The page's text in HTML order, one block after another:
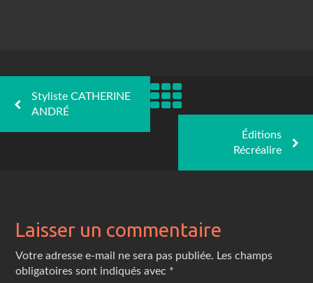
Styliste CATHERINE
ANDRÉ
Éditions
Récréalire
Laisser un commentaire
Votre adresse e-mail ne sera pas publiée. Les champs
obligatoires sont indiqués avec *